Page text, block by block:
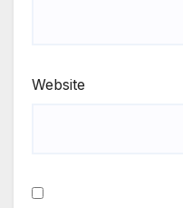
Website